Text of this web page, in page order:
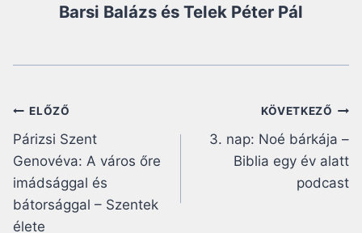
Barsi Balázs és Telek Péter Pál
Bejegyzés
navigáció
ELŐZŐ
Párizsi Szent
Genovéva: A város őre
imádsággal és
bátorsággal – Szentek
élete
KÖVETKEZŐ
3. nap: Noé bárkája –
Biblia egy év alatt
podcast